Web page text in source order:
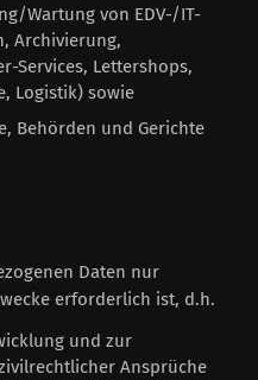
Wartung von EDV-/IT-
Archivierung,
Services, Lettershops,
Logistik) sowie
Behörden und Gerichte
Daten nur
erforderlich ist, d.h.
und zur
Ansprüche